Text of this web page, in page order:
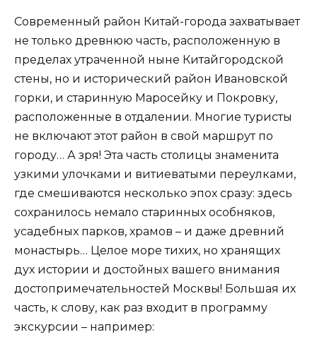
Современный район Китай-города захватывает
не только древнюю часть, расположенную в
пределах утраченной ныне Китайгородской
стены, но и исторический район Ивановской
горки, и старинную Маросейку и Покровку,
расположенные в отдалении. Многие туристы
не включают этот район в свой маршрут по
городу… А зря! Эта часть столицы знаменита
узкими улочками и витиеватыми переулками,
где смешиваются несколько эпох сразу: здесь
сохранилось немало старинных особняков,
усадебных парков, храмов – и даже древний
монастырь… Целое море тихих, но хранящих
дух истории и достойных вашего внимания
достопримечательностей Москвы! Большая их
часть, к слову, как раз входит в программу
экскурсии – например: